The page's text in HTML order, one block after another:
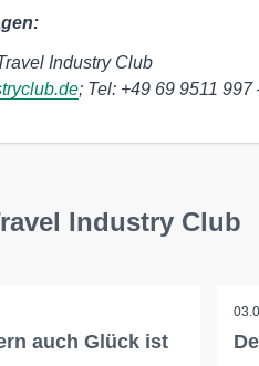
Industry Club
; Tel: +49 69 9511 997
Industry Club
auch Glück ist